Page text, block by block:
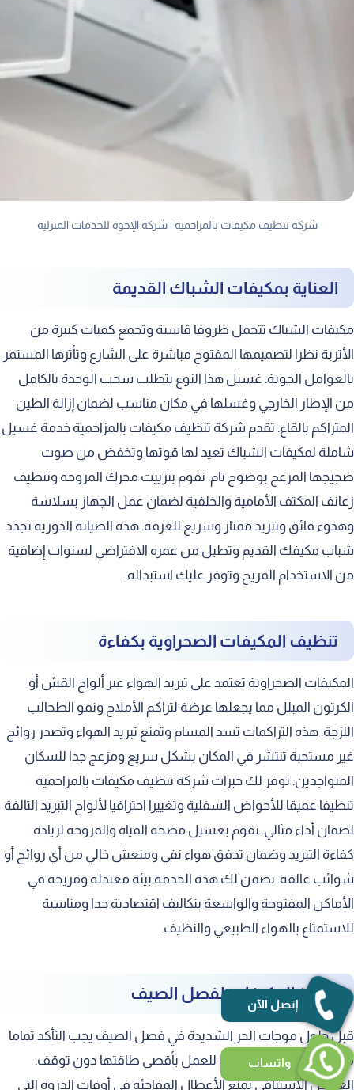
شركة تنظيف مكيفات بالمزاحمية | شركة الإخوة للخدمات المنزلية
العناية بمكيفات الشباك القديمة
مكيفات الشباك تتحمل ظروفا قاسية وتجمع كميات كبيرة من
الأتربة نظرا لتصميمها المفتوح مباشرة على الشارع وتأثرها المستمر
بالعوامل الجوية. غسيل هذا النوع يتطلب سحب الوحدة بالكامل
من الإطار الخارجي وغسلها في مكان مناسب لضمان إزالة الطين
المتراكم بالقاع. تقدم شركة تنظيف مكيفات بالمزاحمية خدمة غسيل
شاملة لمكيفات الشباك تعيد لها قوتها وتخفض من صوت
ضجيجها المزعج بوضوح تام. نقوم بتزييت محرك المروحة وتنظيف
زعانف المكثف الأمامية والخلفية لضمان عمل الجهاز بسلاسة
وهدوء فائق وتبريد ممتاز وسريع للغرفة. هذه الصيانة الدورية تجدد
شباب مكيفك القديم وتطيل من عمره الافتراضي لسنوات إضافية
من الاستخدام المريح وتوفر عليك استبداله.
تنظيف المكيفات الصحراوية بكفاءة
المكيفات الصحراوية تعتمد على تبريد الهواء عبر ألواح القش أو
الكرتون المبلل مما يجعلها عرضة لتراكم الأملاح ونمو الطحالب
اللزجة. هذه التراكمات تسد المسام وتمنع تبريد الهواء وتصدر روائح
غير مستحبة تنتشر في المكان بشكل سريع ومزعج جدا للسكان
المتواجدين. توفر لك خبرات شركة تنظيف مكيفات بالمزاحمية
تنظيفا عميقا للأحواض السفلية وتغييرا احترافيا لألواح التبريد التالفة
لضمان أداء مثالي. نقوم بغسيل مضخة المياه والمروحة لزيادة
كفاءة التبريد وضمان تدفق هواء نقي ومنعش خالي من أي روائح أو
شوائب عالقة. تضمن لك هذه الخدمة بيئة معتدلة ومريحة في
الأماكن المفتوحة والواسعة بتكاليف اقتصادية جدا ومناسبة
للاستمتاع بالهواء الطبيعي والنظيف.
تجهيز المكيفات لفصل الصيف
قبل حلول موجات الحر الشديدة في فصل الصيف يجب التأكد تماما
من جاهزية أجهزة التكييف للعمل بأقصى طاقتها دون توقف.
الغسيل الاستباقي يمنع الأعطال المفاجئة في أوقات الذروة التي
إتصل الآن
واتساب